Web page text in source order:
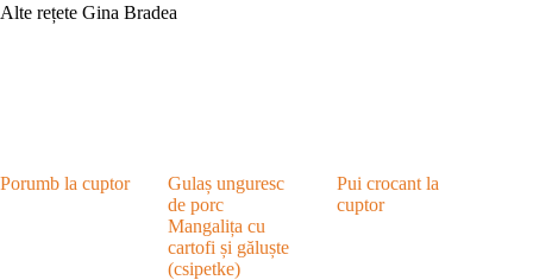
Alte rețete Gina Bradea
Porumb la cuptor
Gulaș unguresc
de porc
Mangalița cu
cartofi și găluște
(csipetke)
Pui crocant la
cuptor